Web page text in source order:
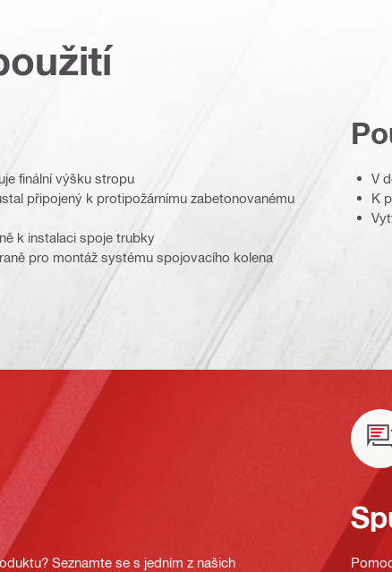
finální výšku stropu
připojený k protipožárnímu zabetonovanému
k instalaci spoje trubky
pro montáž systému spojovacího kolena
V
K
Seznamte se s jedním z našich